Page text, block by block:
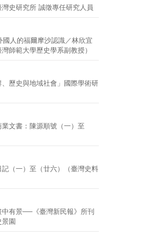
史研究所 誠徵專任研究人員
國人的福爾摩沙認識／林欣宜
師範大學歷史學系副教授）
、歷史與地域社會」國際學術研
文書：陳源順號（一）至
（一）至（廿六）（臺灣史料
有景──《臺灣新民報》所刊
園